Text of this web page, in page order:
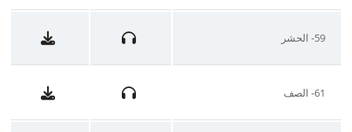
59- الحشر
61- الصف